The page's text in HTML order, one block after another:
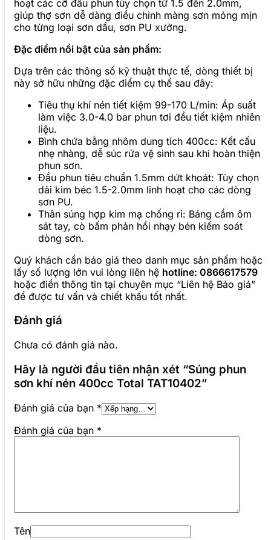
hoạt các cỡ đầu phun tùy chọn từ 1.5 đến 2.0mm,
giúp thợ sơn dễ dàng điều chỉnh màng sơn mỏng mịn
cho từng loại sơn dầu, sơn PU xưởng.
Đặc điểm nổi bật của sản phẩm:
Dựa trên các thông số kỹ thuật thực tế, dòng thiết bị
này sở hữu những đặc điểm cụ thể sau đây:
Tiêu thụ khí nén tiết kiệm 99-170 L/min: Áp suất
làm việc 3.0-4.0 bar phun tơi đều tiết kiệm nhiên
liệu.
Bình chứa bằng nhôm dung tích 400cc: Kết cấu
nhẹ nhàng, dễ súc rửa vệ sinh sau khi hoàn thiện
phun sơn.
Đầu phun tiêu chuẩn 1.5mm dứt khoát: Tùy chọn
dải kim béc 1.5-2.0mm linh hoạt cho các dòng
sơn PU.
Thân súng hợp kim mạ chống rỉ: Báng cầm ôm
sát tay, cò bấm phản hồi nhạy bén kiểm soát
dòng sơn.
Quý khách cần báo giá theo danh mục sản phẩm hoặc
lấy số lượng lớn vui lòng liên hệ hotline: 0866617579
hoặc điền thông tin tại chuyên mục “Liên hệ Báo giá”
để được tư vấn và chiết khấu tốt nhất.
Đánh giá
Chưa có đánh giá nào.
Hãy là người đầu tiên nhận xét “Súng phun
sơn khí nén 400cc Total TAT10402”
Đánh giá của bạn *
Đánh giá của bạn *
Tên